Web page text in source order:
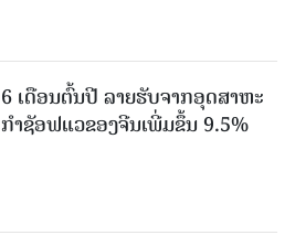
6 ເດືອນຕົ້ນປີ ລາຍຮັບຈາກອຸດສາຫະ
ກຳຊັອຟແວຂອງຈີນເພີ່ມຂຶ້ນ 9.5%